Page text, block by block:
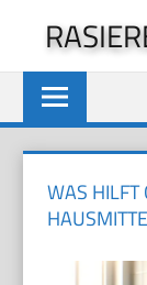
springen
WAS HILFT